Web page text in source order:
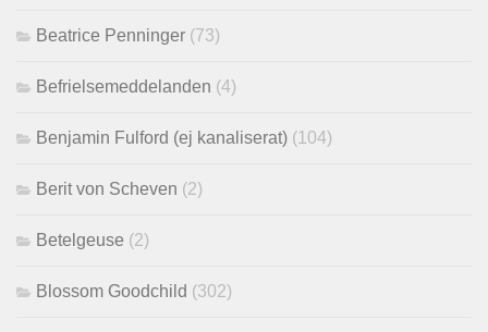
Beatrice Penninger (73)
Befrielsemeddelanden (4)
Benjamin Fulford (ej kanaliserat) (104)
Berit von Scheven (2)
Betelgeuse (2)
Blossom Goodchild (302)